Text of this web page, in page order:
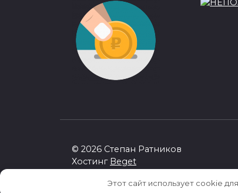
© 2026 Степан Ратников
Хостинг Beget
Этот сайт использует cookie